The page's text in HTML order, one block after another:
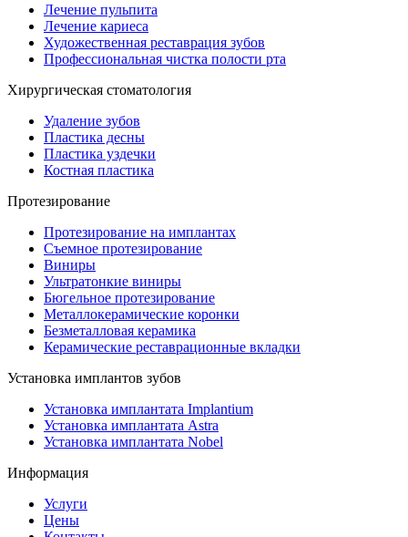
Лечение пульпита
Лечение кариеса
Художественная реставрация зубов
Профессиональная чистка полости рта
Хирургическая стоматология
Удаление зубов
Пластика десны
Пластика уздечки
Костная пластика
Протезирование
Протезирование на имплантах
Съемное протезирование
Виниры
Ультратонкие виниры
Бюгельное протезирование
Металлокерамические коронки
Безметалловая керамика
Керамические реставрационные вкладки
Установка имплантов зубов
Установка имплантата Implantium
Установка имплантата Astra
Установка имплантата Nobel
Информация
Услуги
Цены